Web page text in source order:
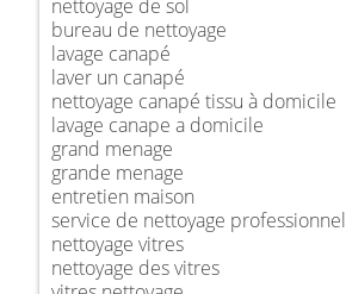
nettoyage de sol
bureau de nettoyage
lavage canapé
laver un canapé
nettoyage canapé tissu à domicile
lavage canape a domicile
grand menage
grande menage
entretien maison
service de nettoyage professionnel
nettoyage vitres
nettoyage des vitres